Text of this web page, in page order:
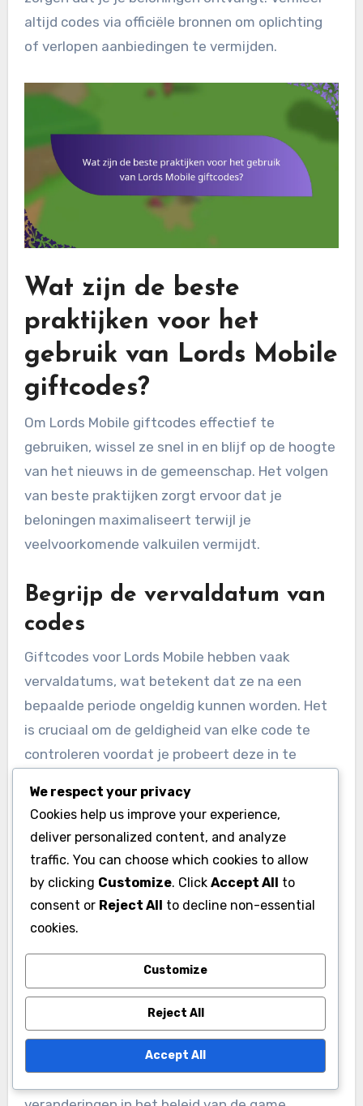
altijd codes via officiële bronnen om oplichting
of verlopen aanbiedingen te vermijden.
Wat zijn de beste
praktijken voor het
gebruik van Lords Mobile
giftcodes?
Om Lords Mobile giftcodes effectief te
gebruiken, wissel ze snel in en blijf op de hoogte
van het nieuws in de gemeenschap. Het volgen
van beste praktijken zorgt ervoor dat je
beloningen maximaliseert terwijl je
veelvoorkomende valkuilen vermijdt.
Begrijp de vervaldatum van
codes
Giftcodes voor Lords Mobile hebben vaak
vervaldatums, wat betekent dat ze na een
bepaalde periode ongeldig kunnen worden. Het
is cruciaal om de geldigheid van elke code te
controleren voordat je probeert deze in te
Gewoonlijk kunnen codes binnen enkele weken
tot een paar maanden vervallen. Geef altijd
prioriteit aan het gebruik van codes die nieuw
zijn uitgebracht of recentelijk zijn gedeeld door
officiële bronnen.
Wissel codes snel in
Het snel inwisselen van giftcodes zodra je ze
hebt verkregen is een slimme strategie. Het
uitstellen van de inwisseling kan ertoe leiden
We respect your privacy
Cookies help us improve your experience,
deliver personalized content, and analyze
traffic. You can choose which cookies to allow
by clicking Customize. Click Accept All to
consent or Reject All to decline non-essential
cookies.
Customize
Reject All
Accept All